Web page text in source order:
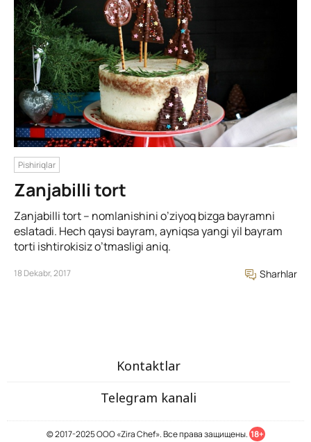
Pishiriqlar
Zanjabilli tort
Zanjabilli tort – nomlanishini o’ziyoq bizga bayramni
eslatadi. Hech qaysi bayram, ayniqsa yangi yil bayram
torti ishtirokisiz o’tmasligi aniq.
18 Dekabr, 2017 Sharhlar
Kontaktlar
Telegram kanali
© 2017-2025 ООО «Zira Chef». Все права защищены. 18+